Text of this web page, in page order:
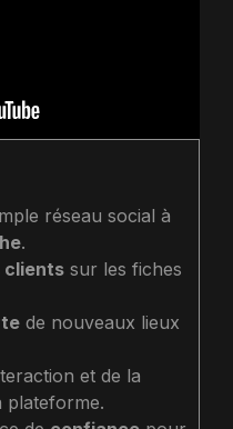
réseau social à
.
clients sur les fiches
de nouveaux lieux
et de la
plateforme.